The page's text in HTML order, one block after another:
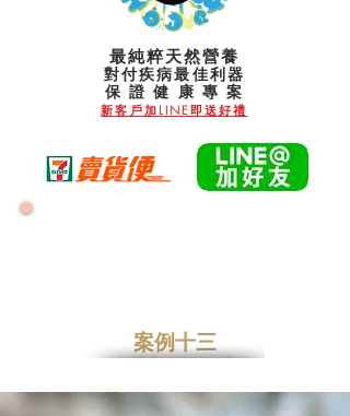
最純粹天然營養
對付疾病最佳利器
​保 證 健 康 專 案
新客戶加LINE即送好禮
案例十三